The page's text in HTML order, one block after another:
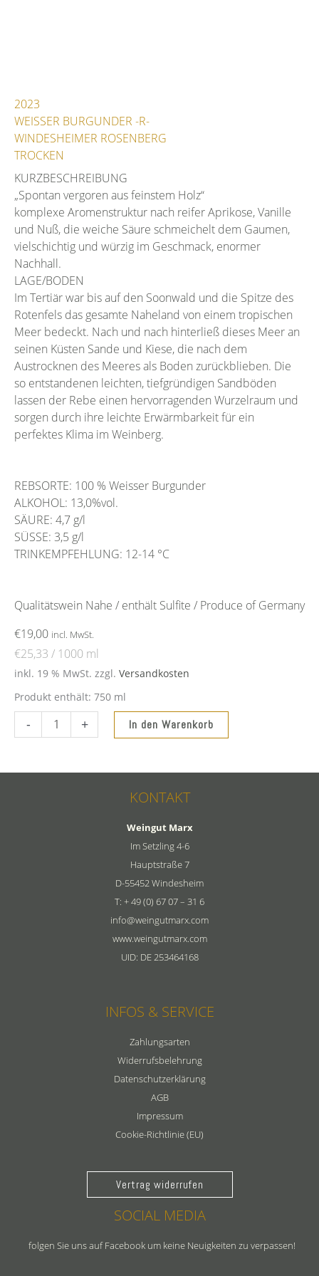
2023
WEISSER BURGUNDER -R-
WINDESHEIMER ROSENBERG
TROCKEN
KURZBESCHREIBUNG
„Spontan vergoren aus feinstem Holz“
komplexe Aromenstruktur nach reifer Aprikose, Vanille
und Nuß, die weiche Säure schmeichelt dem Gaumen,
vielschichtig und würzig im Geschmack, enormer
Nachhall.
LAGE/BODEN
Im Tertiär war bis auf den Soonwald und die Spitze des
Rotenfels das gesamte Naheland von einem tropischen
Meer bedeckt. Nach und nach hinterließ dieses Meer an
seinen Küsten Sande und Kiese, die nach dem
Austrocknen des Meeres als Boden zurückblieben. Die
so entstandenen leichten, tiefgründigen Sandböden
lassen der Rebe einen hervorragenden Wurzelraum und
sorgen durch ihre leichte Erwärmbarkeit für ein
perfektes Klima im Weinberg.
REBSORTE: 100 % Weisser Burgunder
ALKOHOL: 13,0%vol.
SÄURE: 4,7 g/l
SÜSSE: 3,5 g/l
TRINKEMPFEHLUNG: 12-14 °C
Qualitätswein Nahe / enthält Sulfite / Produce of Germany
€19,00 incl. MwSt.
€25,33 / 1000 ml
inkl. 19 % MwSt. zzgl. Versandkosten
Produkt enthält: 750 ml
-
Weisser
-
+ In den Warenkorb
KONTAKT
Weingut Marx
Im Setzling 4-6
Hauptstraße 7
D-55452 Windesheim
T: + 49 (0) 67 07 – 31 6
info@weingutmarx.com
www.weingutmarx.com
UID: DE 253464168
INFOS & SERVICE
Zahlungsarten
Widerrufsbelehrung
Datenschutzerklärung
AGB
Impressum
Cookie-Richtlinie (EU)
Vertrag widerrufen
SOCIAL MEDIA
folgen Sie uns auf Facebook um keine Neuigkeiten zu verpassen!